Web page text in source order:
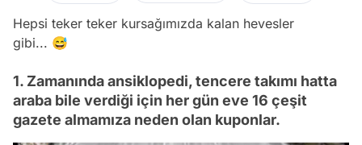
Hepsi teker teker kursağımızda kalan hevesler
gibi... 😅
1. Zamanında ansiklopedi, tencere takımı hatta
araba bile verdiği için her gün eve 16 çeşit
gazete almamıza neden olan kuponlar.